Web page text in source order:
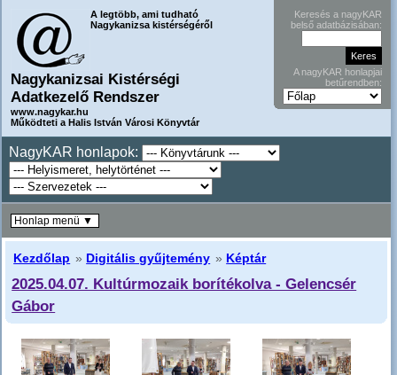
A legtöbb, ami tudható
Nagykanizsa kistérségéről
Nagykanizsai Kistérségi
Adatkezelő Rendszer
www.nagykar.hu
Működteti a Halis István Városi Könyvtár
Keresés a nagyKAR
belső adatbázisában:
A nagyKAR honlapjai
betűrendben:
NagyKAR honlapok:
Kezdőlap » Digitális gyűjtemény » Képtár
2025.04.07. Kultúrmozaik borítékolva - Gelencsér
Gábor
Honlap menü ▼